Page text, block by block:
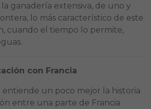
ganadería extensiva, de uno y
lo más característico de este
cuando el tiempo lo permite,
con Francia
entiende un poco mejor la historia
entre una parte de Francia